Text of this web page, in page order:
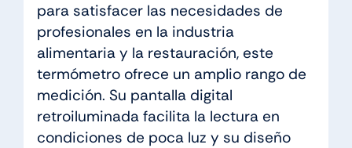
para satisfacer las necesidades de
profesionales en la industria
alimentaria y la restauración, este
termómetro ofrece un amplio rango de
medición. Su pantalla digital
retroiluminada facilita la lectura en
condiciones de poca luz y su diseño